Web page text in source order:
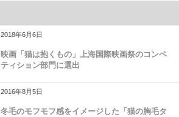
2018年6月6日
映画「猫は抱くもの」上海国際映画祭のコンペ
ティション部門に選出
2016年8月5日
冬毛のモフモフ感をイメージした「猫の胸毛タ